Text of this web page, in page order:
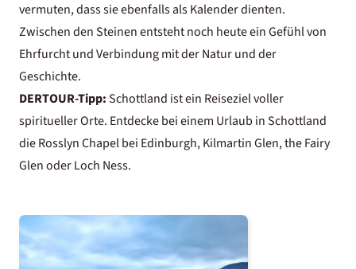
vermuten, dass sie ebenfalls als Kalender dienten.
Zwischen den Steinen entsteht noch heute ein Gefühl von
Ehrfurcht und Verbindung mit der Natur und der
Geschichte.
DERTOUR-Tipp:Schottland ist ein Reiseziel voller
spiritueller Orte. Entdecke bei einem Urlaub in Schottland
die Rosslyn Chapel bei Edinburgh, Kilmartin Glen, the Fairy
Glen oder Loch Ness.